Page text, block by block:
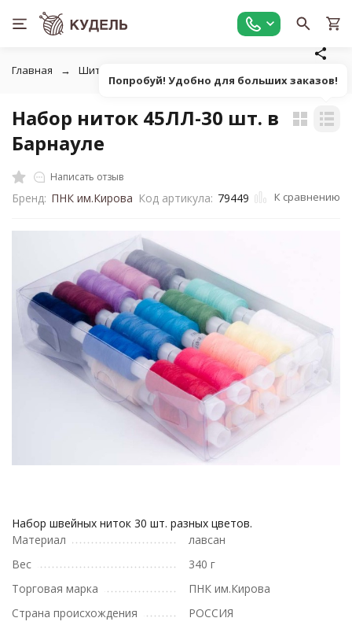
Главная Шитье
Набор ниток 45ЛЛ-30 шт. в
Барнауле
Написать отзыв
Бренд: ПНК им.Кирова Код артикула: 79449 К сравнению
Набор швейных ниток 30 шт. разных цветов.
Материал
лавсан
Вес
340 г
Торговая марка
ПНК им.Кирова
Страна происхождения
РОССИЯ
Попробуй! Удобно для больших заказов!